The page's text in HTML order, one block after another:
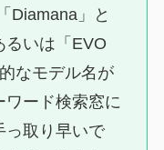
Diamana」と
るいは「EVO
なモデル名が
ワード検索窓に
っ取り早いで